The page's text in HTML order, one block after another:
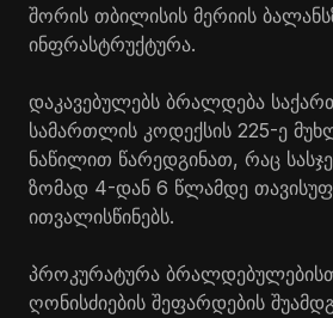
შორის თბილისის მერიის
ინფრასტრუქტურა.
დაკავებულებს ბრალდება
სამართლის კოდექსის 225-ე
ნაწილით წარედგინათ, რაც
ზომად 4-დან 6 წლამდე
ითვალისწინებს.
პროკურატურა
ღონისძიების შეფარდების